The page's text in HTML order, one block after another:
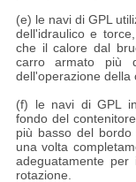
(e) le navi di GPL
dell'idraulico e
che il calore dal
carro armato più
dell'operazione della
(f) le navi di GPL
fondo del
più basso del
una volta
adeguatamente
rotazione.